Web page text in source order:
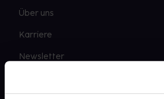
Über uns
Karriere
Newsletter